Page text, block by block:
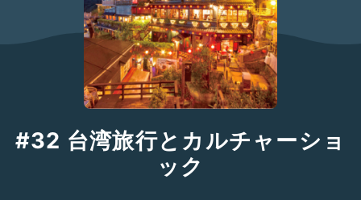
#32 台湾旅行とカルチャーショ
ック